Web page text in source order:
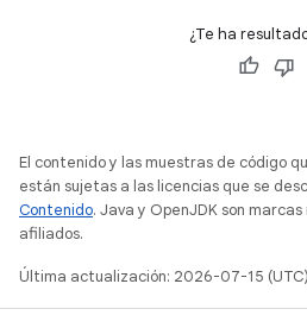
¿Te ha
El contenido y las muestras de código
están sujetas a las licencias que se
Contenido. Java y OpenJDK son
afiliados.
Última actualización: 2026-07-15 (UTC)